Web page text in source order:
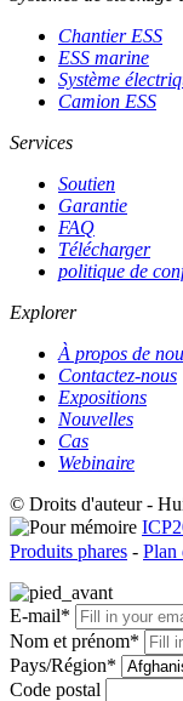
Chantier ESS
ESS marine
Système
Camion ESS
Services
Soutien
Garantie
FAQ
Télécharger
politique de
Explorer
À propos de
Contactez-nous
Expositions
Nouvelles
Cas
Webinaire
© Droits d'auteur -
Produits phares - Plan
E-mail*
Nom et prénom*
Pays/Région*
Code postal